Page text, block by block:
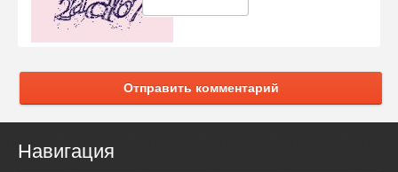
Отправить комментарий
Навигация